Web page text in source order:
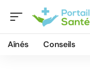
Aînés Conseils